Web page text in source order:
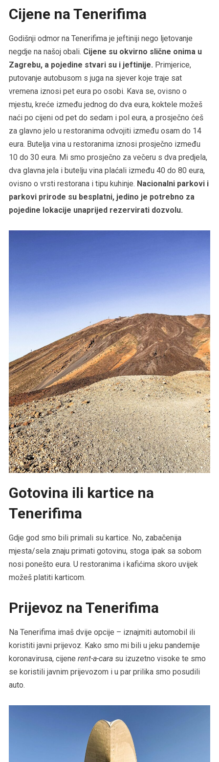
Cijene na Tenerifima
Godišnji odmor na Tenerifima je jeftiniji nego ljetovanje
negdje na našoj obali. Cijene su okvirno slične onima u
Zagrebu, a pojedine stvari su i jeftinije. Primjerice,
putovanje autobusom s juga na sjever koje traje sat
vremena iznosi pet eura po osobi. Kava se, ovisno o
mjestu, kreće između jednog do dva eura, koktele možeš
naći po cijeni od pet do sedam i pol eura, a prosječno ćeš
za glavno jelo u restoranima odvojiti između osam do 14
eura. Butelja vina u restoranima iznosi prosječno između
10 do 30 eura. Mi smo prosječno za večeru s dva predjela,
dva glavna jela i butelju vina plaćali između 40 do 80 eura,
ovisno o vrsti restorana i tipu kuhinje. Nacionalni parkovi i
parkovi prirode su besplatni, jedino je potrebno za
pojedine lokacije unaprijed rezervirati dozvolu.
Gotovina ili kartice na
Tenerifima
Gdje god smo bili primali su kartice. No, zabačenija
mjesta/sela znaju primati gotovinu, stoga ipak sa sobom
nosi ponešto eura. U restoranima i kafićima skoro uvijek
možeš platiti karticom.
Prijevoz na Tenerifima
Na Tenerifima imaš dvije opcije – iznajmiti automobil ili
koristiti javni prijevoz. Kako smo mi bili u jeku pandemije
koronavirusa, cijene rent-a-carasu izuzetno visoke te smo
se koristili javnim prijevozom i u par prilika smo posudili
auto.